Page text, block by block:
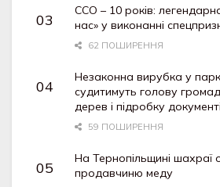
ССО – 10 років:
нас» у виконанні
62 ПОШИРЕННЯ
Незаконна вирубка у
судитимуть голову
дерев і підробку
59 ПОШИРЕННЯ
На Тернопільщині шахраї
продавчиню меду